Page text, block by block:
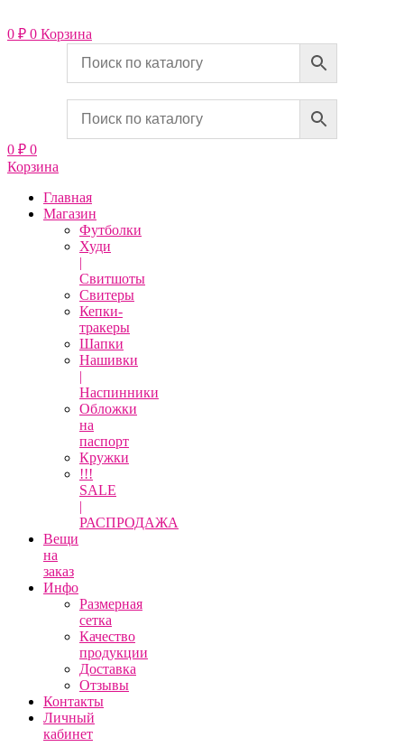
к
содержимому
0 ₽ 0 Корзина
0 ₽ 0
Корзина
Главная
Магазин
Футболки
Худи
|
Свитшоты
Свитеры
Кепки-
тракеры
Шапки
Нашивки
|
Наспинники
Обложки
на
паспорт
Кружки
!!!
SALE
|
РАСПРОДАЖА
Вещи
на
заказ
Инфо
Размерная
сетка
Качество
продукции
Доставка
Отзывы
Контакты
Личный
кабинет